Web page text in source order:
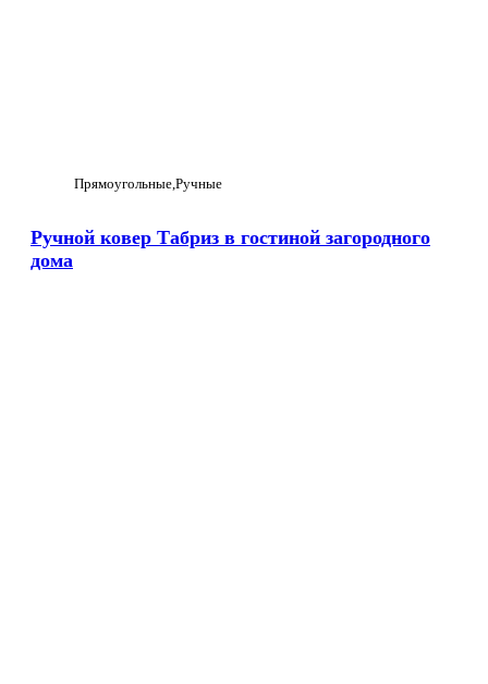
Прямоугольные Ручные
Ручной ковер Табриз в гостиной загородного
дома